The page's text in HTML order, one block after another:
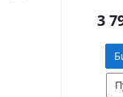
3